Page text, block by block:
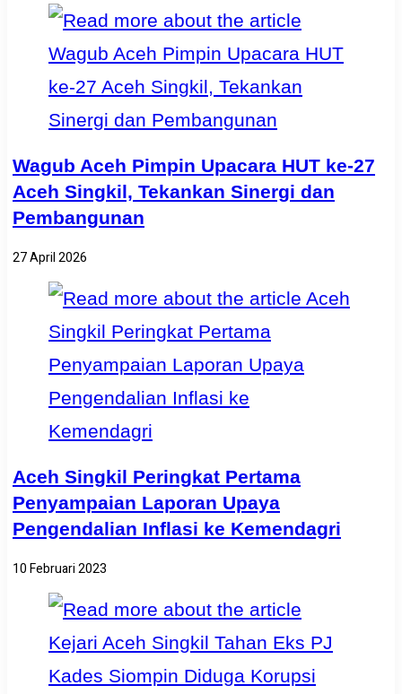
Wagub Aceh Pimpin Upacara HUT ke-27
Aceh Singkil, Tekankan Sinergi dan
Pembangunan
27 April 2026
Aceh Singkil Peringkat Pertama
Penyampaian Laporan Upaya
Pengendalian Inflasi ke Kemendagri
10 Februari 2023